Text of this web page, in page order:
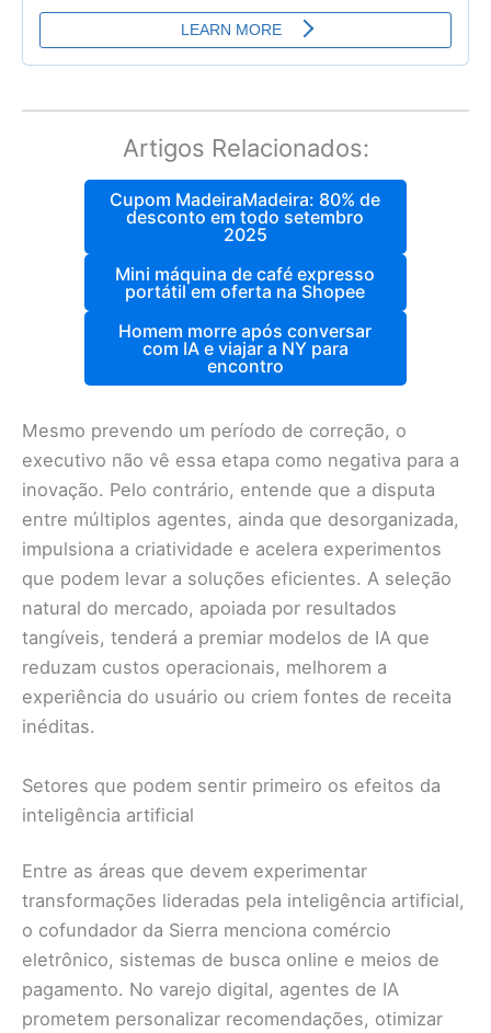
Artigos Relacionados:
Cupom MadeiraMadeira: 80% de
desconto em todo setembro
2025
Mini máquina de café expresso
portátil em oferta na Shopee
Homem morre após conversar
com IA e viajar a NY para
encontro
Mesmo prevendo um período de correção, o
executivo não vê essa etapa como negativa para a
inovação. Pelo contrário, entende que a disputa
entre múltiplos agentes, ainda que desorganizada,
impulsiona a criatividade e acelera experimentos
que podem levar a soluções eficientes. A seleção
natural do mercado, apoiada por resultados
tangíveis, tenderá a premiar modelos de IA que
reduzam custos operacionais, melhorem a
experiência do usuário ou criem fontes de receita
inéditas.
Setores que podem sentir primeiro os efeitos da
inteligência artificial
Entre as áreas que devem experimentar
transformações lideradas pela inteligência artificial,
o cofundador da Sierra menciona comércio
eletrônico, sistemas de busca online e meios de
pagamento. No varejo digital, agentes de IA
prometem personalizar recomendações, otimizar